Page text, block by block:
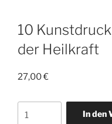
10
der Heilkraft
27,00€
In den